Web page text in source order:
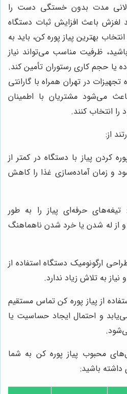
مدت بدون خستگی دست را
لغزش باعث افزایش ثبات دستگاه
بهترین پیاز پوره کن، باید به
ظرفیت مناسب می‌تواند نیاز
یا حجم کاری رستوران تأمین کند.
در تهران همراه با گارانتی
می‌شود مشتریان با اطمینان
انتخاب کنند.
از:
کردن پیاز با دستگاه در کمتر از
و زمان آماده‌سازی غذا را کاهش
: تیغه‌های حرفه‌ای پیاز را به طور
و از له شدن یا خرد شدن ناهماهنگ
ارگونومیک دستگاه استفاده از
به تلاش زیاد ندارد.
از پیاز پوره کن تماس مستقیم
و احتمال ایجاد حساسیت یا
محبوب پیاز پوره کن به شما
باشید: